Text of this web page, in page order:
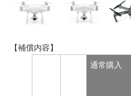
【補償内容】
通常購入